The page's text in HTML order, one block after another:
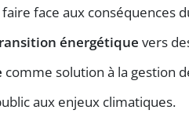
face aux conséquences
énergétique vers
comme solution à la gestion
aux enjeux climatiques.